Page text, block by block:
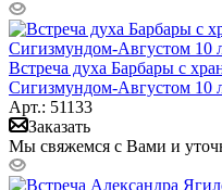
Встреча духа Барбары с
Сигизмундом-Августом 10
Арт.: 51133
Заказать
Мы свяжемся с Вами и